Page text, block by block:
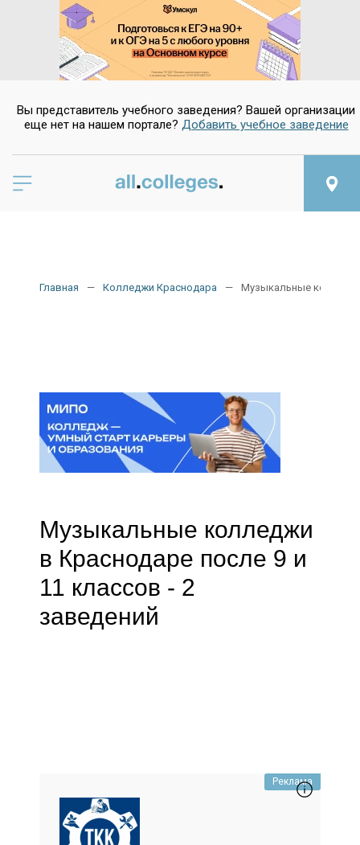
Вы представитель учебного заведения? Вашей организации
еще нет на нашем портале? Добавить учебное заведение
Главная Колледжи Краснодара Музыкальные
Музыкальные колледжи
в Краснодаре после 9 и
11 классов - 2
заведений
Реклама